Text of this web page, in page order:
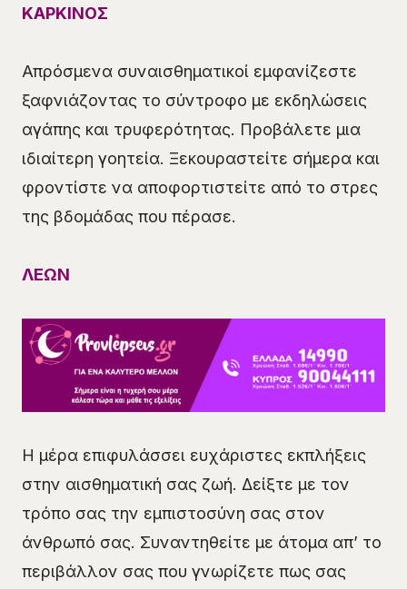
ΚΑΡΚΙΝΟΣ
Απρόσμενα συναισθηματικοί εμφανίζεστε
ξαφνιάζοντας το σύντροφο με εκδηλώσεις
αγάπης και τρυφερότητας. Προβάλετε μια
ιδιαίτερη γοητεία. Ξεκουραστείτε σήμερα και
φροντίστε να αποφορτιστείτε από το στρες
της βδομάδας που πέρασε.
ΛΕΩΝ
Η μέρα επιφυλάσσει ευχάριστες εκπλήξεις
στην αισθηματική σας ζωή. Δείξτε με τον
τρόπο σας την εμπιστοσύνη σας στον
άνθρωπό σας. Συναντηθείτε με άτομα απ’ το
περιβάλλον σας που γνωρίζετε πως σας